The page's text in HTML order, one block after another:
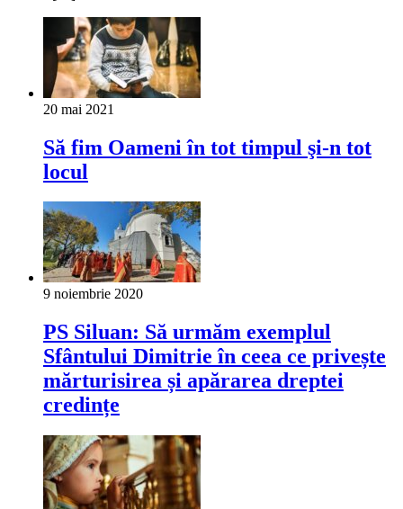
20 mai 2021
Să fim Oameni în tot timpul şi-n tot
locul
9 noiembrie 2020
PS Siluan: Să urmăm exemplul
Sfântului Dimitrie în ceea ce privește
mărturisirea și apărarea dreptei
credințe